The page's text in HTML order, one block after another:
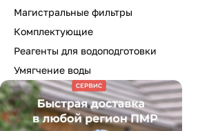
Магистральные фильтры
Комплектующие
Реагенты для водоподготовки
Умягчение воды